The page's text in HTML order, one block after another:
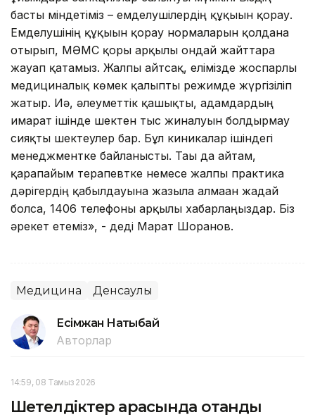
басты міндетіміз – емделушілердің құқығын қорғау.
Емделушінің құқығын қорғау нормаларын қолдана
отырып, МӘМС қоры арқылы ондай жайттарға
жауап қатамыз. Жалпы айтсақ, елімізде жоспарлы
медициналық көмек қалыпты режимде жүргізіліп
жатыр. Иә, әлеуметтік қашықты, адамдардың
ғимарат ішінде шектен тыс жиналуын болдырмау
сияқты шектеулер бар. Бұл киникалар ішіндегі
менеджментке байланысты. Тағы да айтам,
қарапайым терапевтке немесе жалпы практика
дәрігердің қабылдауына жазыла алмаған жағдай
болса, 1406 телефоны арқылы хабарлаңыздар. Біз
әрекет етеміз», - деді Марат Шоранов.
Медицина Денсаулық
Есімжан Нақтыбай
Авторлар
14:59, 08 Тамыз 2026
Шетелдіктер арасында отандық